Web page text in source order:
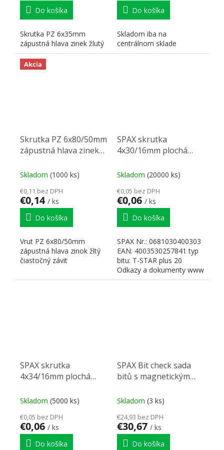
Do košíka
Skrutka PZ 6x35mm
zápustná hlava zinek žlutý
Do košíka
Skladom iba na
centrálnom sklade
Akcia
Skrutka PZ 6x80/50mm
zápustná hlava zinek
Skladom (1000 ks)
€0,11 bez DPH
€0,14 / ks
Do košíka
Vrut PZ 6x80/50mm
zápustná hlava zinok žltý
čiastočný závit
SPAX skrutka
4x30/16mm plochá
závit nikl
Skladom (20000 ks)
€0,05 bez DPH
€0,06 / ks
Do košíka
SPAX Nr.: 0681030400303
EAN: 4003530257841 typ
bitu: T-STAR plus 20
Odkazy a dokumenty www
SPAX
SPAX skrutka
4x34/16mm plochá
závit nikl
Skladom (5000 ks)
€0,05 bez DPH
€0,06 / ks
Do košíka
SPAX Bit check sada
bitů s magnetickým
Skladom (3 ks)
€24,93 bez DPH
€30,67 / ks
Do košíka